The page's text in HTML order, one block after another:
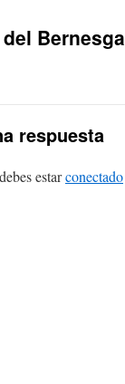
Bernesga
respuesta
estarconectado